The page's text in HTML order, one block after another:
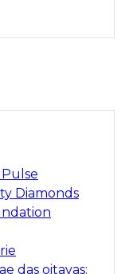
Diamonds
das oitavas: